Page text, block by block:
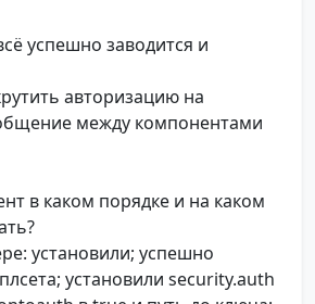
успешно заводится и
авторизацию на
между компонентами
в каком порядке и на каком
установили; успешно
установили security.auth